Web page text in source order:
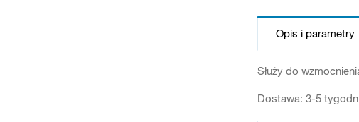
Opis i parametry
Służy do
Dostawa: 3-5